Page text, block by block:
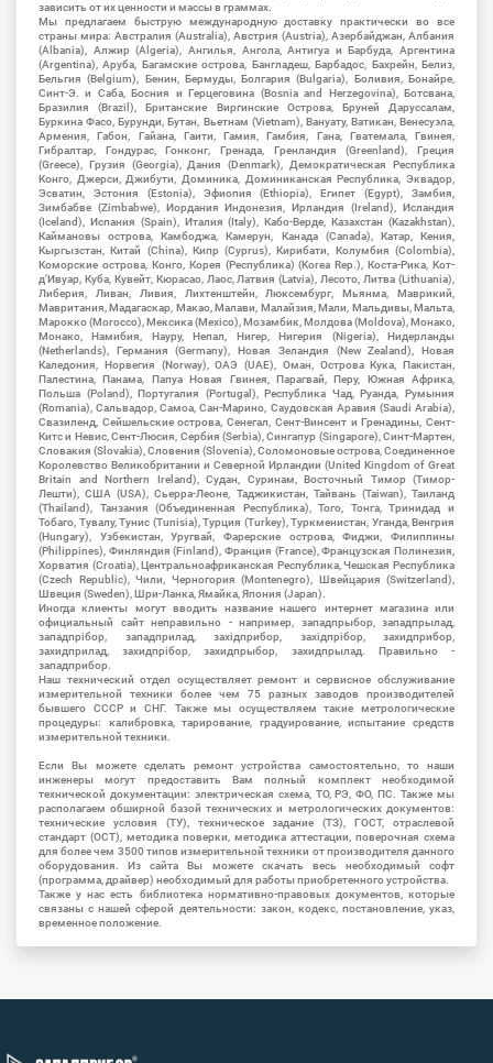
зависить от их ценности и массы в граммах.
Мы предлагаем быструю международную доставку практически во все
страны мира: Австралия (Australia), Австрия (Austria), Азербайджан, Албания
(Albania), Алжир (Algeria), Ангилья, Ангола, Антигуа и Барбуда, Аргентина
(Argentina), Аруба, Багамские острова, Бангладеш, Барбадос, Бахрейн, Белиз,
Бельгия (Belgium), Бенин, Бермуды, Болгария (Bulgaria), Боливия, Бонайре,
Синт-Э. и Саба, Босния и Герцеговина (Bosnia and Herzegovina), Ботсвана,
Бразилия (Brazil), Британские Виргинские Острова, Бруней Даруссалам,
Буркина Фасо, Бурунди, Бутан, Вьетнам (Vietnam), Вануату, Ватикан, Венесуэла,
Армения, Габон, Гайана, Гаити, Гамия, Гамбия, Гана, Гватемала, Гвинея,
Гибралтар, Гондурас, Гонконг, Гренада, Гренландия (Greenland), Греция
(Greece), Грузия (Georgia), Дания (Denmark), Демократическая Республика
Конго, Джерси, Джибути, Доминика, Доминиканская Республика, Эквадор,
Эсватин, Эстония (Estonia), Эфиопия (Ethiopia), Египет (Egypt), Замбия,
Зимбабве (Zimbabwe), Иордания Индонезия, Ирландия (Ireland), Исландия
(Iceland), Испания (Spain), Италия (Italy), Кабо-Верде, Казахстан (Kazakhstan),
Каймановы острова, Камбоджа, Камерун, Канада (Canada), Катар, Кения,
Кыргызстан, Китай (China), Кипр (Cyprus), Кирибати, Колумбия (Colombia),
Коморские острова, Конго, Корея (Республика) (Korea Rep.), Коста-Рика, Кот-
д'Ивуар, Куба, Кувейт, Кюрасао, Лаос, Латвия (Latvia), Лесото, Литва (Lithuania),
Либерия, Ливан, Ливия, Лихтенштейн, Люксембург, Мьянма, Маврикий,
Мавритания, Мадагаскар, Макао, Малави, Малайзия, Мали, Мальдивы, Мальта,
Марокко (Morocco), Мексика (Mexico), Мозамбик, Молдова (Moldova), Монако,
Монако, Намибия, Науру, Непал, Нигер, Нигерия (Nigeria), Нидерланды
(Netherlands), Германия (Germany), Новая Зеландия (New Zealand), Новая
Каледония, Норвегия (Norway), ОАЭ (UAE), Оман, Острова Кука, Пакистан,
Палестина, Панама, Папуа Новая Гвинея, Парагвай, Перу, Южная Африка,
Польша (Poland), Португалия (Portugal), Республика Чад, Руанда, Румыния
(Romania), Сальвадор, Самоа, Сан-Марино, Саудовская Аравия (Saudi Arabia),
Свазиленд, Сейшельские острова, Сенегал, Сент-Винсент и Гренадины, Сент-
Китс и Невис, Сент-Люсия, Сербия (Serbia), Сингапур (Singapore), Синт-Мартен,
Словакия (Slovakia), Словения (Slovenia), Соломоновые острова, Соединенное
Королевство Великобритании и Северной Ирландии (United Kingdom of Great
Britain and Northern Ireland), Судан, Суринам, Восточный Тимор (Тимор-
Лешти), США (USA), Сьерра-Леоне, Таджикистан, Тайвань (Taiwan), Таиланд
(Thailand), Танзания (Объединенная Республика), Того, Тонга, Тринидад и
Тобаго, Тувалу, Тунис (Tunisia), Турция (Turkey), Туркменистан, Уганда, Венгрия
(Hungary), Узбекистан, Уругвай, Фарерские острова, Фиджи, Филиппины
(Philippines), Финляндия (Finland), Франция (France), Французская Полинезия,
Хорватия (Croatia), Центральноафриканская Республика, Чешская Республика
(Czech Republic), Чили, Черногория (Montenegro), Швейцария (Switzerland),
Швеция (Sweden), Шри-Ланка, Ямайка, Япония (Japan).
Иногда клиенты могут вводить название нашего интернет магазина или
официальный сайт неправильно - например, западпрыбор, западпрылад,
западпрібор, западприлад, західприбор, західпрібор, захидприбор,
захидприлад, захидпрібор, захидпрыбор, захидпрылад. Правильно -
западприбор.
Наш технический отдел осуществляет ремонт и сервисное обслуживание
измерительной техники более чем 75 разных заводов производителей
бывшего СССР и СНГ. Также мы осуществляем такие метрологические
процедуры: калибровка, тарирование, градуирование, испытание средств
измерительной техники.
Если Вы можете сделать ремонт устройства самостоятельно, то наши
инженеры могут предоставить Вам полный комплект необходимой
технической документации: электрическая схема, ТО, РЭ, ФО, ПС. Также мы
располагаем обширной базой технических и метрологических документов:
технические условия (ТУ), техническое задание (ТЗ), ГОСТ, отраслевой
стандарт (ОСТ), методика поверки, методика аттестации, поверочная схема
для более чем 3500 типов измерительной техники от производителя данного
оборудования. Из сайта Вы можете скачать весь необходимый софт
(программа, драйвер) необходимый для работы приобретенного устройства.
Также у нас есть библиотека нормативно-правовых документов, которые
связаны с нашей сферой деятельности: закон, кодекс, постановление, указ,
временное положение.